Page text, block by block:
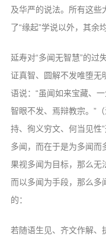
及华严的说法。所有这些
了“缘起”学说以外，其余
延寿对“多闻无智慧”的过
证真智、圆解不发唯堕无
语说：“虽闻如来宝藏、
智眼不发、焉辩教宗。”
持、徇义穷文、何当见性
多闻，而在于是为多闻而
果视多闻为目标，那么无
而以多闻为手段，那么多
的：
若随语生见、齐文作解、